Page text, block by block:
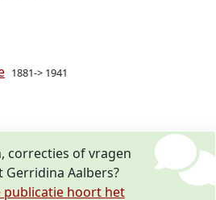
1881-> 1941
correcties of vragen
Aalbers?
publicatie hoort het